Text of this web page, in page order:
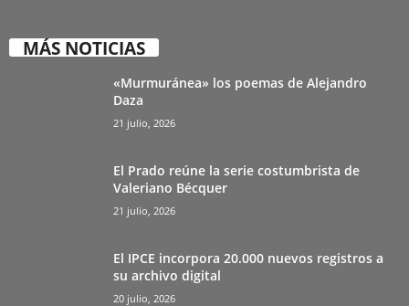
MÁS NOTICIAS
«Murmuránea» los poemas de Alejandro
Daza
21 julio, 2026
El Prado reúne la serie costumbrista de
Valeriano Bécquer
21 julio, 2026
El IPCE incorpora 20.000 nuevos registros a
su archivo digital
20 julio, 2026